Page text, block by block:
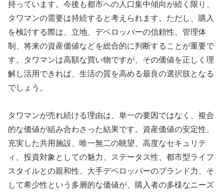
持っています。今後も都市への人口集中傾向が続く限り、
タワマンの需要は持続すると考えられます。ただし、購入
を検討する際は、立地、デベロッパーの信頼性、管理体
制、将来の資産価値などを総合的に判断することが重要で
す。タワマンは高額な買い物ですが、その価値を正しく理
解し活用できれば、生活の質を高める最良の選択肢となる
でしょう。
タワマンが売れ続ける理由は、単一の要因ではなく、複合
的な価値が組み合わさった結果です。資産価値の安定性、
充実した共用施設、唯一無二の眺望、高度なセキュリテ
ィ、投資対象としての魅力、ステータス性、都市型ライフ
スタイルとの親和性、大手デベロッパーのブランド力、そ
して希少性という多層的な価値が、購入者の多様なニーズ